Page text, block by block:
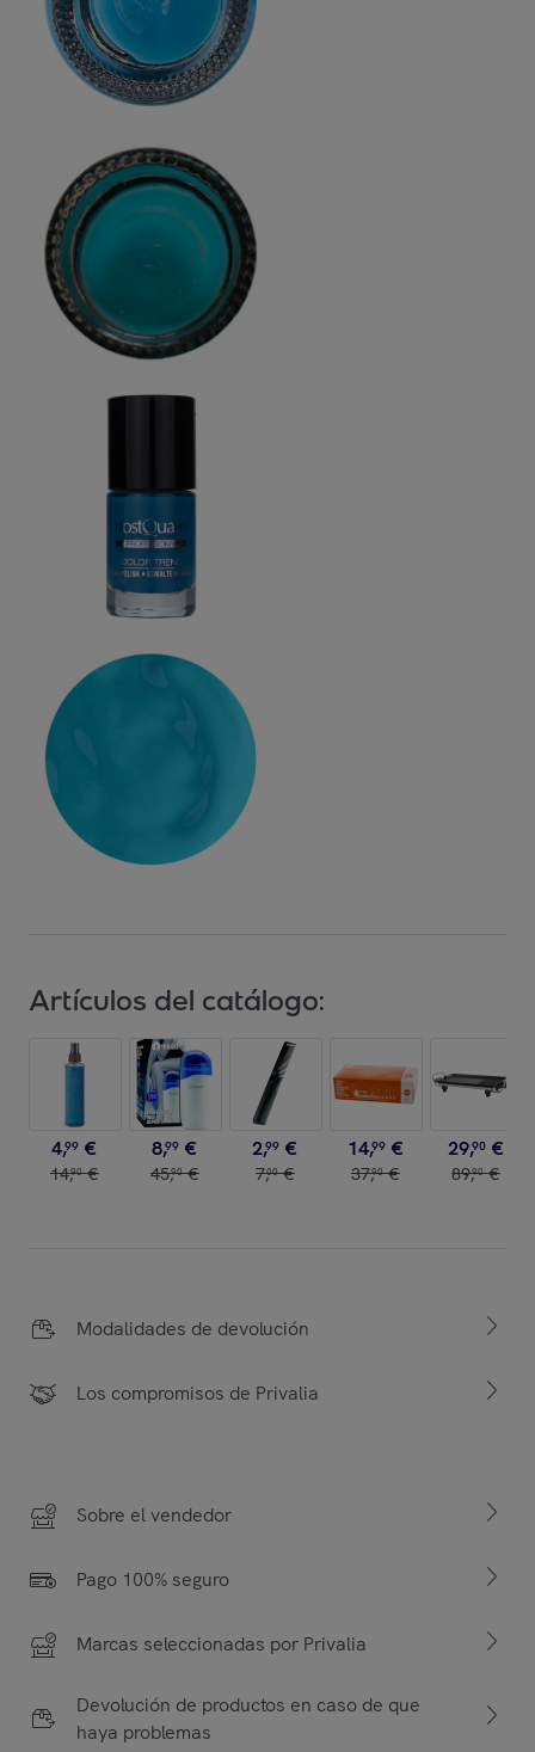
Artículos del catálogo:
4,99 €
14,90 €
8,99 €
45,90 €
2,99 €
7,00 €
14,99 €
37,90 €
29,90 €
89,90 €
Modalidades de devolución
Los compromisos de Privalia
Sobre el vendedor
Pago 100% seguro
Marcas seleccionadas por Privalia
Devolución de productos en caso de que
haya problemas